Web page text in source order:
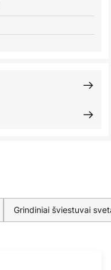
Grindiniai šviestuvai